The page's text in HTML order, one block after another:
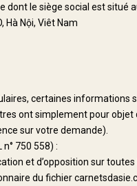
dont le siège social est situé
Hà Nội, Viêt Nam
certaines
ont simplement pour
sur votre demande).
750 558) :
et d’opposition sur
du fichier